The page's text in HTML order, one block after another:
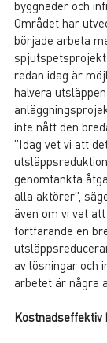
byggnader och
Området har
började arbeta
redan idag är
halvera
inte nått den
”Idag vet vi att
genomtänkta
alla aktörer”,
även om vi vet
fortfarande en
av lösningar och
arbetet är några